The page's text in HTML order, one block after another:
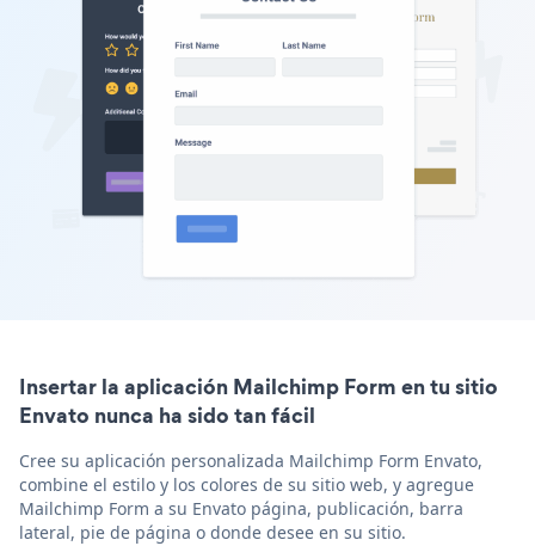
Insertar la aplicación Mailchimp Form en tu sitio
Envato nunca ha sido tan fácil
Cree su aplicación personalizada Mailchimp Form Envato,
combine el estilo y los colores de su sitio web, y agregue
Mailchimp Form a su Envato página, publicación, barra
lateral, pie de página o donde desee en su sitio.